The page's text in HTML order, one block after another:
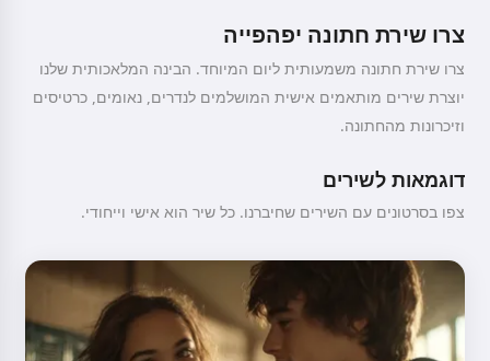
צרו שירת חתונה יפהפייה
צרו שירת חתונה משמעותית ליום המיוחד. הבינה המלאכותית שלנו
יוצרת שירים מותאמים אישית המושלמים לנדרים, נאומים, כרטיסים
וזיכרונות מהחתונה.
דוגמאות לשירים
צפו בסרטונים עם השירים שחיברנו. כל שיר הוא אישי וייחודי.